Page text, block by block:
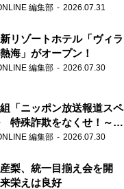
家庭料理の知恵
編集部 2026.07.31
リゾートホテル「ヴィラ
海」がオープン！
編集部 2026.07.30
「ニッポン放送報道スペ
特殊詐欺をなくせ！～被
害者・警視庁が語るトク
編集部 2026.07.30
梨、統一目揃え会を開
栄えは良好